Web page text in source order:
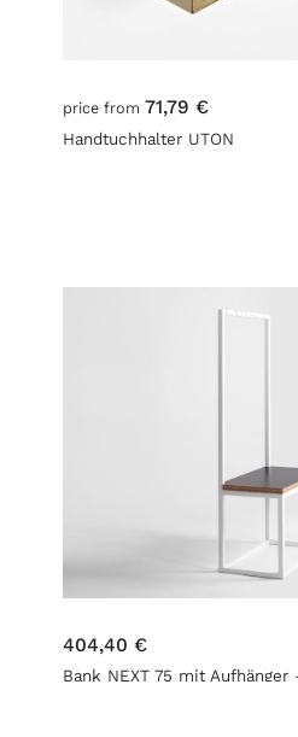
price from 71,79 €
Handtuchhalter UTON
404,40 €
Bank NEXT 75 mit